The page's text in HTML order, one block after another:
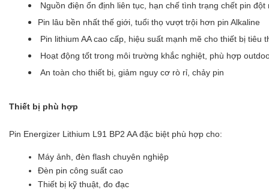
Nguồn điện ổn định liên tục, hạn chế tình trạng chết pin đột
Pin lâu bền nhất thế giới, tuổi thọ vượt trội hơn pin Alkaline
Pin lithium AA cao cấp, hiệu suất mạnh mẽ cho thiết bị tiêu
Hoạt động tốt trong môi trường khắc nghiệt, phù hợp
An toàn cho thiết bị, giảm nguy cơ rò rỉ, chảy pin
Thiết bị phù hợp
Pin Energizer Lithium L91 BP2 AA đặc biệt phù hợp cho:
Máy ảnh, đèn flash chuyên nghiệp
Đèn pin công suất cao
Thiết bị kỹ thuật, đo đạc